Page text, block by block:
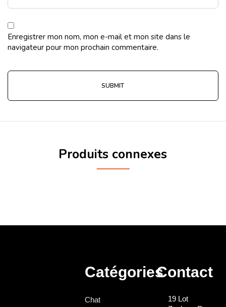
Enregistrer mon nom, mon e-mail et mon site dans le
navigateur pour mon prochain commentaire.
Produits connexes
Catégories
Chat
Contact
19 Lot